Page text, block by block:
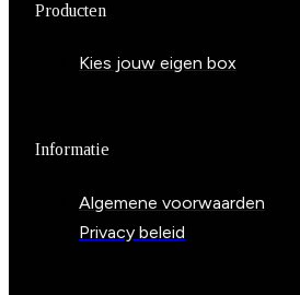
Producten
Kies jouw eigen box
Informatie
Algemene voorwaarden
Privacy beleid